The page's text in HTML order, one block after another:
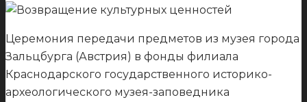
Церемония передачи предметов из музея города
Зальцбурга (Австрия) в фонды филиала
Краснодарского государственного историко-
археологического музея-заповедника